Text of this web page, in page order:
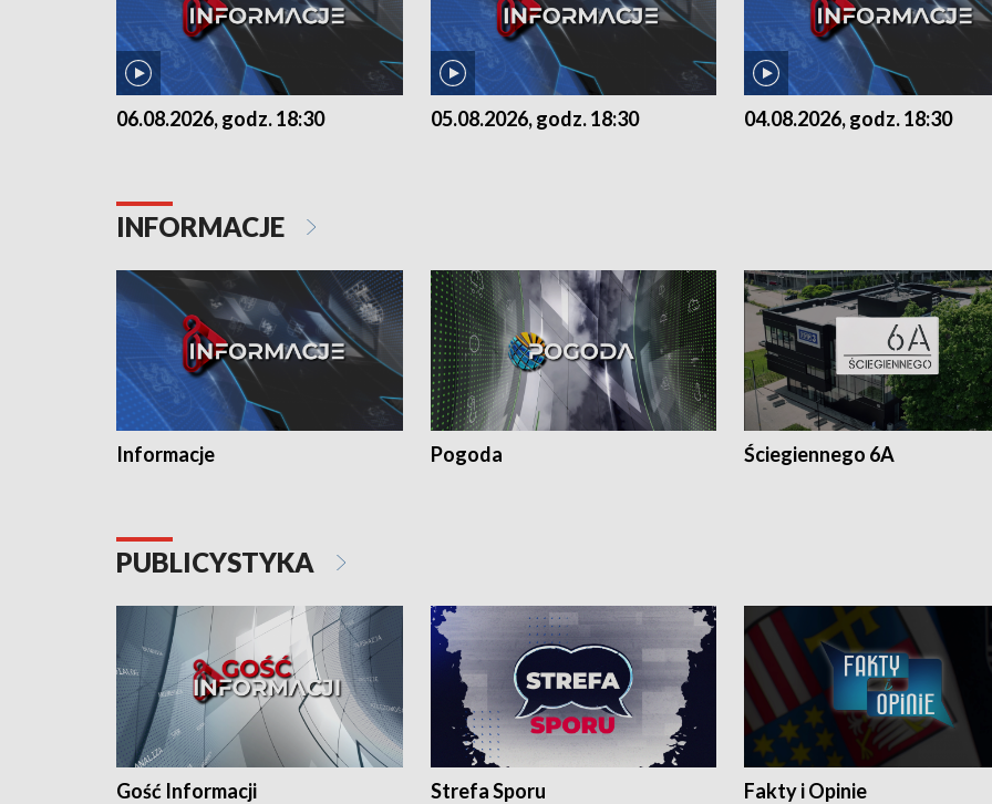
06.08.2026, godz. 18:30 05.08.2026, godz. 18:30 04.08.2026, godz. 18:30
INFORMACJE
Informacje Pogoda Ściegiennego 6A
PUBLICYSTYKA
Gość Informacji Strefa Sporu Fakty i Opinie